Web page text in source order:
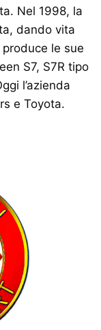
Nel 1998, la
dando vita
produce le sue
S7, S7R tipo
l’azienda
e Toyota.